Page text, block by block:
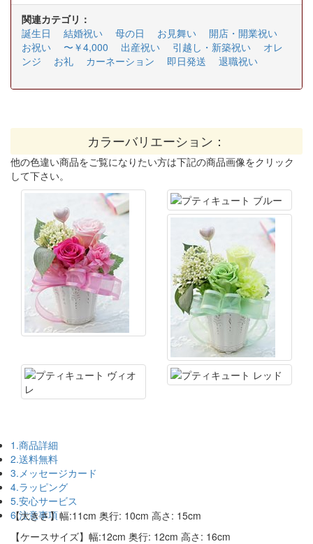
関連カテゴリ：
誕生日
結婚祝い 母の日 お見舞い
開店・開業祝い
お祝い
〜￥4,000 出産祝い 引越し・新築祝い
オレ
ンジ
お礼 カーネーション 即日発送 退職祝い
カラーバリエーション：
他の色違い商品をご覧になりたい方は下記の商品画像をクリック
して下さい。
1.商品詳細
2.送料無料
3.メッセージカード
4.ラッピング
5.安心サービス
6.注意事項
【大きさ】幅:11cm 奥行: 10cm 高さ: 15cm
【ケースサイズ】幅:12cm 奥行: 12cm 高さ: 16cm